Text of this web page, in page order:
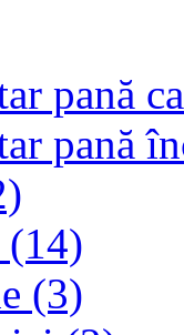
pană
pană
(14)
(3)